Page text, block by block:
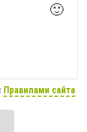
🙂
Правилами сайта